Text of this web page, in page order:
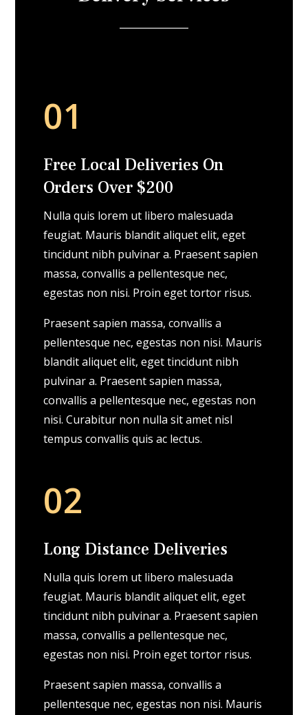
01
Free Local Deliveries On
Orders Over $200
Nulla quis lorem ut libero malesuada
feugiat. Mauris blandit aliquet elit, eget
tincidunt nibh pulvinar a. Praesent sapien
massa, convallis a pellentesque nec,
egestas non nisi. Proin eget tortor risus.
Praesent sapien massa, convallis a
pellentesque nec, egestas non nisi. Mauris
blandit aliquet elit, eget tincidunt nibh
pulvinar a. Praesent sapien massa,
convallis a pellentesque nec, egestas non
nisi. Curabitur non nulla sit amet nisl
tempus convallis quis ac lectus.
02
Long Distance Deliveries
Nulla quis lorem ut libero malesuada
feugiat. Mauris blandit aliquet elit, eget
tincidunt nibh pulvinar a. Praesent sapien
massa, convallis a pellentesque nec,
egestas non nisi. Proin eget tortor risus.
Praesent sapien massa, convallis a
pellentesque nec, egestas non nisi. Mauris